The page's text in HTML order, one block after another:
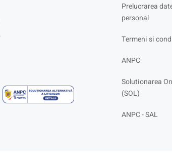
Prelucrarea
personal
Termeni si
ANPC
Solutionarea
(SOL)
ANPC - SAL